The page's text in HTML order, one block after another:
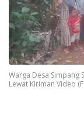
Warga Desa Simpang
Lewat Kiriman Video